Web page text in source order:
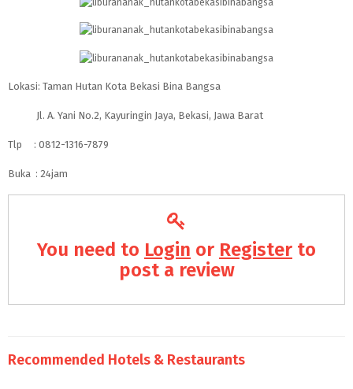
Lokasi: Taman Hutan Kota Bekasi Bina Bangsa
Jl. A. Yani No.2, Kayuringin Jaya, Bekasi, Jawa Barat
Tlp : 0812-1316-7879
Buka : 24jam
You need to Login or Register to
post a review
Recommended Hotels & Restaurants